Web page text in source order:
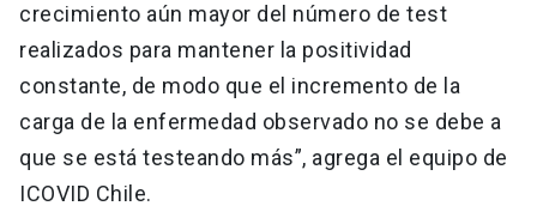
crecimiento aún mayor del número de test
realizados para mantener la positividad
constante, de modo que el incremento de la
carga de la enfermedad observado no se debe a
que se está testeando más”, agrega el equipo de
ICOVID Chile.